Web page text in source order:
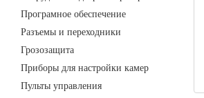
Програмное обеспечение
Разъемы и переходники
Грозозащита
Приборы для настройки камер
Пульты управления